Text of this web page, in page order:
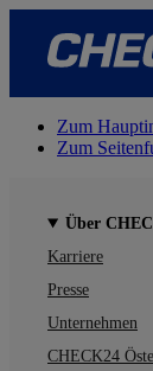
Zum
Zum
Über
Karriere
Presse
Unternehmen
CHECK24